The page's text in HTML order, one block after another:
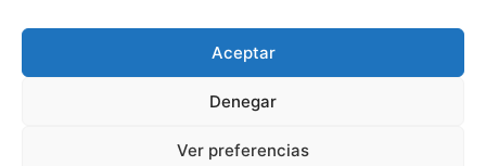
Aceptar
Denegar
Ver preferencias